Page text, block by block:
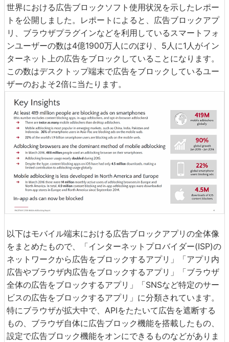
世界における広告ブロックソフト使用状況を示したレポー
トを公開しました。レポートによると、広告ブロックアプ
リ、ブラウザプラグインなどを利用しているスマートフォ
ンユーザーの数は4億1900万人にのぼり、5人に1人がイン
ターネット上の広告をブロックしていることになります。
この数はデスクトップ端末で広告をブロックしているユー
ザーのおよそ2倍に当たります。
以下はモバイル端末における広告ブロックアプリの全体像
をまとめたもので、「インターネットプロバイダー(ISP)の
ネットワークから広告をブロックするアプリ」「アプリ内
広告やブラウザ内広告をブロックするアプリ」「ブラウザ
全体の広告をブロックするアプリ」「SNSなど特定のサー
ビスの広告をブロックするアプリ」に分類されています。
特にブラウザが拡大中で、APIをたたいて広告を遮断する
もの、ブラウザ自体に広告ブロック機能を搭載したもの、
設定で広告ブロック機能をオンにできるものなどがありま